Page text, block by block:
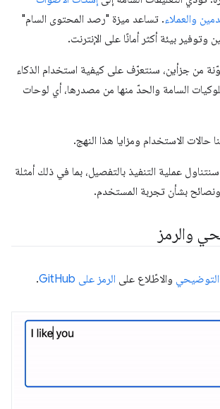
والعملاء. تساعد ميزة "رصد المحتوى السام"
بيئة أكثر أمانًا على الإنترنت.
جزأين، سنتعرّف على كيفية استخدام الذكاء
السامة والحدّ منها من مصدرها، أي لوحات
الاستخدام ومزايا هذا النهج.
عملية التنفيذ بالتفصيل، بما في ذلك أمثلة
بشأن تجربة المستخدم.
والاطّلاع علىالرمز على GitHub .